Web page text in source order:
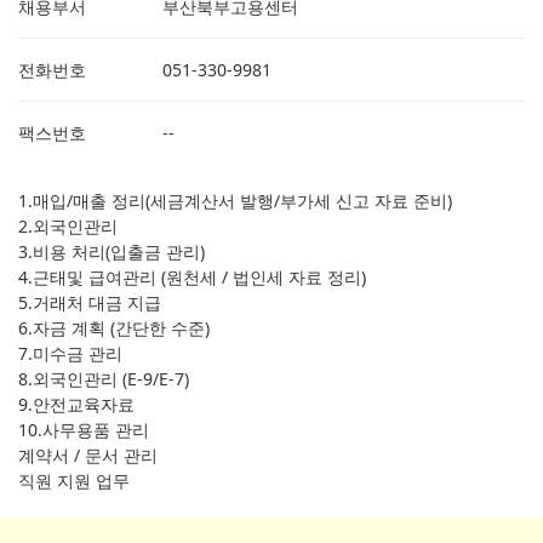
채용부서 부산북부고용센터
전화번호 051-330-9981
팩스번호 --
1.매입/매출 정리(세금계산서 발행/부가세 신고 자료 준비)
2.외국인관리
3.비용 처리(입출금 관리)
4.근태및 급여관리 (원천세 / 법인세 자료 정리)
5.거래처 대금 지급
6.자금 계획 (간단한 수준)
7.미수금 관리
8.외국인관리 (E-9/E-7)
9.안전교육자료
10.사무용품 관리
계약서 / 문서 관리
직원 지원 업무